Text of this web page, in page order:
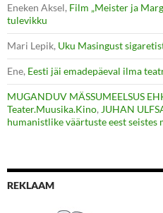
Eneken Aksel, Film „Meister ja
tulevikku
Mari Lepik, Uku Masingust
Ene, Eesti jäi emadepäeval ilma
MUGANDUV MÄSSUMEELSUS
Teater.Muusika.Kino, JUHAN
humanistlike väärtuste eest seistes
REKLAAM